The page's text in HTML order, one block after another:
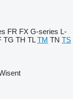
FR FX G-series L-
TG TH TL TM TN TS